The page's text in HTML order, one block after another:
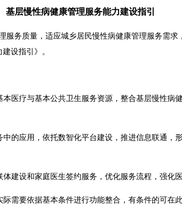
基层慢性病健康管理服务能力建设指引
质量，适应城乡居民慢性病健康管理服务需求
设指引》。
疗与基本公共卫生服务资源，整合基层慢性病
应用，依托数智化平台建设，推进信息联通，
设和家庭医生签约服务，优化服务流程，强化
要依据基本条件进行功能整合，有条件的可在此